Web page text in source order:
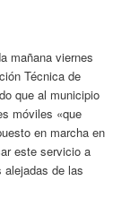
mañana viernes
Técnica de
que al municipio
móviles «que
en marcha en
este servicio a
alejadas de las